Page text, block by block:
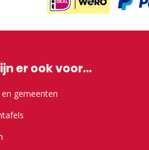
er ook voor...
en gemeenten